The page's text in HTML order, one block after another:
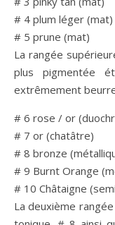
# 4 plum léger (mat)
# 5 prune (mat)
La rangée
plus pigmentée
extrêmement
# 6 rose / or
# 7 or (chatâtre)
# 8 bronze
# 9 Burnt Orange
# 10 Châtaigne
La deuxième